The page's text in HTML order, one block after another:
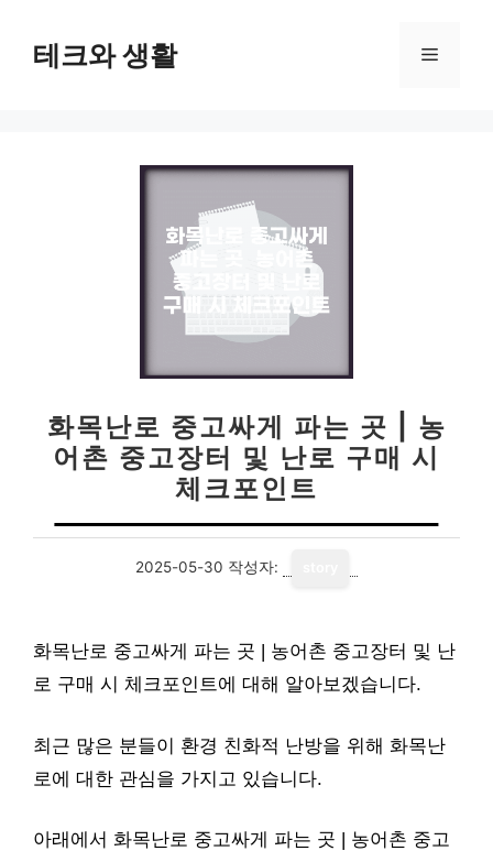
테크와 생활 메
화목난로 중고싸게 파는 곳 | 농
어촌 중고장터 및 난로 구매 시
체크포인트
2025-05-30 작성자:
화목난로 중고싸게 파는 곳 | 농어촌 중고장터 및 난
로 구매 시 체크포인트에 대해 알아보겠습니다.
최근 많은 분들이 환경 친화적 난방을 위해 화목난
로에 대한 관심을 가지고 있습니다.
아래에서 화목난로 중고싸게 파는 곳 | 농어촌 중고